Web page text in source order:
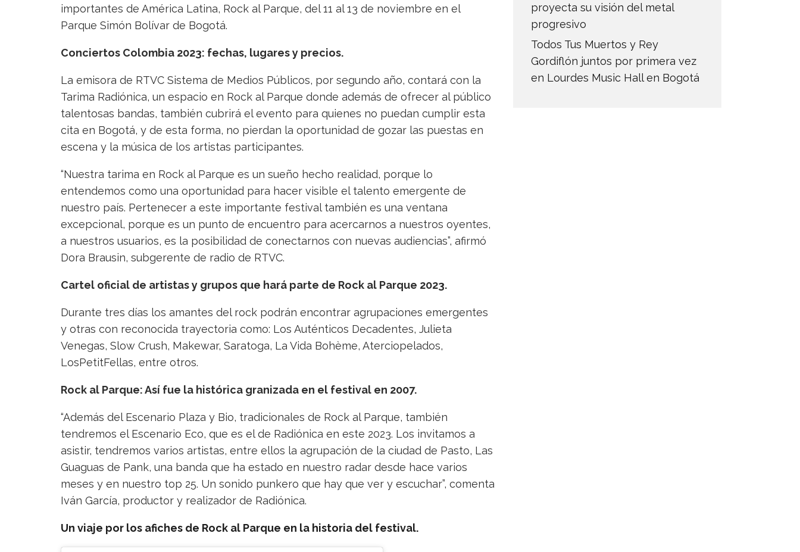
importantes de América Latina, Rock al Parque, del 11 al 13 de noviembre en el
Parque Simón Bolívar de Bogotá.
Conciertos Colombia 2023: fechas, lugares y precios.
La emisora de RTVC Sistema de Medios Públicos, por segundo año, contará con la
Tarima Radiónica, un espacio en Rock al Parque donde además de ofrecer al público
talentosas bandas, también cubrirá el evento para quienes no puedan cumplir esta
cita en Bogotá, y de esta forma, no pierdan la oportunidad de gozar las puestas en
escena y la música de los artistas participantes.
“Nuestra tarima en Rock al Parque es un sueño hecho realidad, porque lo
entendemos como una oportunidad para hacer visible el talento emergente de
nuestro país. Pertenecer a este importante festival también es una ventana
excepcional, porque es un punto de encuentro para acercarnos a nuestros oyentes,
a nuestros usuarios, es la posibilidad de conectarnos con nuevas audiencias”, afirmó
Dora Brausin, subgerente de radio de RTVC.
Cartel oficial de artistas y grupos que hará parte de Rock al Parque 2023.
Durante tres días los amantes del rock podrán encontrar agrupaciones emergentes
y otras con reconocida trayectoria como: Los Auténticos Decadentes, Julieta
Venegas, Slow Crush, Makewar, Saratoga, La Vida Bohème, Aterciopelados,
LosPetitFellas, entre otros.
Rock al Parque: Así fue la histórica granizada en el festival en 2007.
“Además del Escenario Plaza y Bio, tradicionales de Rock al Parque, también
tendremos el Escenario Eco, que es el de Radiónica en este 2023. Los invitamos a
asistir, tendremos varios artistas, entre ellos la agrupación de la ciudad de Pasto, Las
Guaguas de Pank, una banda que ha estado en nuestro radar desde hace varios
meses y en nuestro top 25. Un sonido punkero que hay que ver y escuchar”, comenta
Iván García, productor y realizador de Radiónica.
Un viaje por los afiches de Rock al Parque en la historia del festival.
proyecta su visión del metal
progresivo
Todos Tus Muertos y Rey
Gordiflón juntos por primera vez
en Lourdes Music Hall en Bogotá